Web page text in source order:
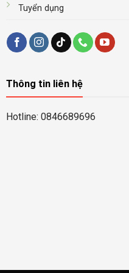
Tuyển dụng
Thông tin liên hệ
Hotline: 0846689696